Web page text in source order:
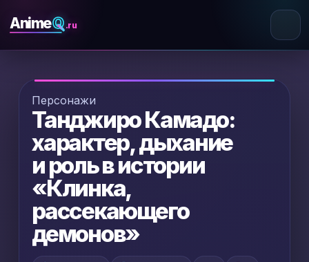
AnimeQ .ru
Персонажи
Танджиро Камадо:
характер, дыхание
и роль в истории
«Клинка,
рассекающего
демонов»